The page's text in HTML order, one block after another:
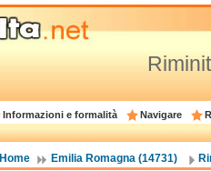
Informazioni e formalità Navigare
Home Emilia Romagna (14731)